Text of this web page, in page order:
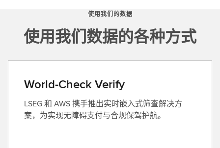
使用我们的数据
使用我们数据的各种方式
World-Check Verify
LSEG 和 AWS 携手推出实时嵌入式筛查解决方
案，为实现无障碍支付与合规保驾护航。